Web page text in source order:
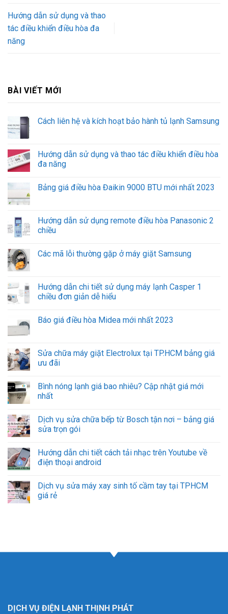
Hướng dẫn sử dụng và thao
tác điều khiển điều hòa đa
năng
BÀI VIẾT MỚI
Cách liên hệ và kích hoạt bảo hành tủ lạnh Samsung
Hướng dẫn sử dụng và thao tác điều khiển điều hòa
đa năng
Bảng giá điều hòa Đaikin 9000 BTU mới nhất 2023
Hướng dẫn sử dụng remote điều hòa Panasonic 2
chiều
Các mã lỗi thường gặp ở máy giặt Samsung
Hướng dẫn chi tiết sử dụng máy lạnh Casper 1
chiều đơn giản dễ hiểu
Báo giá điều hòa Midea mới nhất 2023
Sửa chữa máy giặt Electrolux tại TP.HCM bảng giá
ưu đãi
Bình nóng lạnh giá bao nhiêu? Cập nhật giá mới
nhất
Dịch vụ sửa chữa bếp từ Bosch tận nơi – bảng giá
sửa trọn gói
Hướng dẫn chi tiết cách tải nhạc trên Youtube về
điện thoại android
Dịch vụ sửa máy xay sinh tố cầm tay tại TPHCM
giá rẻ
DỊCH VỤ ĐIỆN LẠNH THỊNH PHÁT